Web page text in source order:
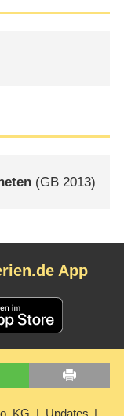
(GB 2013)
App